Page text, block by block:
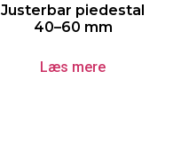
Justerbar piedestal
40–60 mm
Læs mere